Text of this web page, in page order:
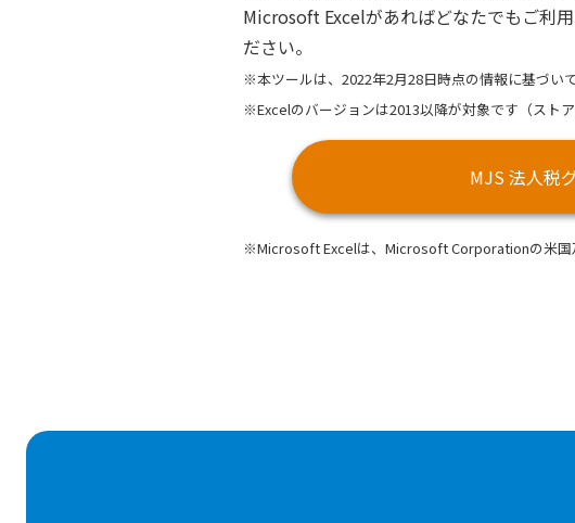
Microsoft Excelがあればどなたでもご利
ださい。
※本ツールは、2022年2月28日時点の情報に基づい
※Excelのバージョンは2013以降が対象です（スト
MJS 法人税
※Microsoft Excelは、Microsoft Corporationの米国